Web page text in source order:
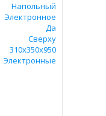
Напольный
Электронное
Да
Сверху
310х350х950
Электронные